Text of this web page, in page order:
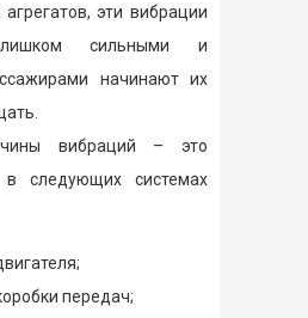
эти вибрации
сильными и
начинают их
вибраций – это
в следующих системах
передач;